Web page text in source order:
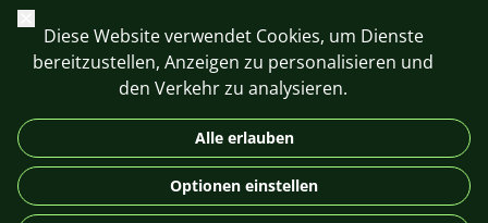
+420 603 449 602
DE
© 2026 For Aquarist
Schließen
Diese Website verwendet Cookies, um Dienste
bereitzustellen, Anzeigen zu personalisieren und
den Verkehr zu analysieren.
Alle erlauben
Optionen einstellen